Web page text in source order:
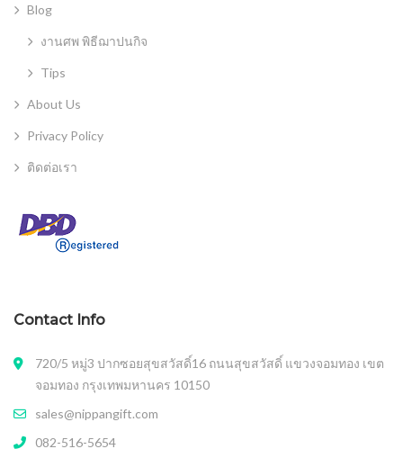
Blog
งานศพ พิธีฌาปนกิจ
Tips
About Us
Privacy Policy
ติดต่อเรา
Contact Info
720/5 หมู่3 ปากซอยสุขสวัสดิ์16 ถนนสุขสวัสดิ์ แขวงจอมทอง เขต
จอมทอง กรุงเทพมหานคร 10150
sales@nippangift.com
082-516-5654